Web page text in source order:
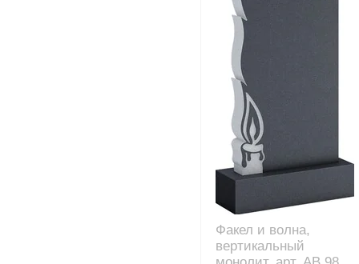
Факел и волна,
вертикальный